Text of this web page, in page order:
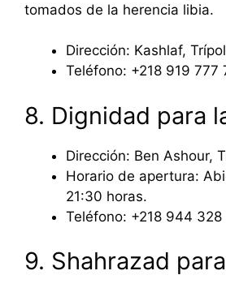
tomados de la herencia libia.
Dirección: Kashlaf,
Teléfono: +218 919 777
8. Dignidad para
Dirección: Ben Ashour,
Horario de apertura:
21:30 horas.
Teléfono: +218 944 328
9. Shahrazad